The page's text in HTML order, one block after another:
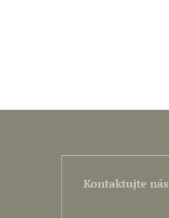
Kontaktujte nás